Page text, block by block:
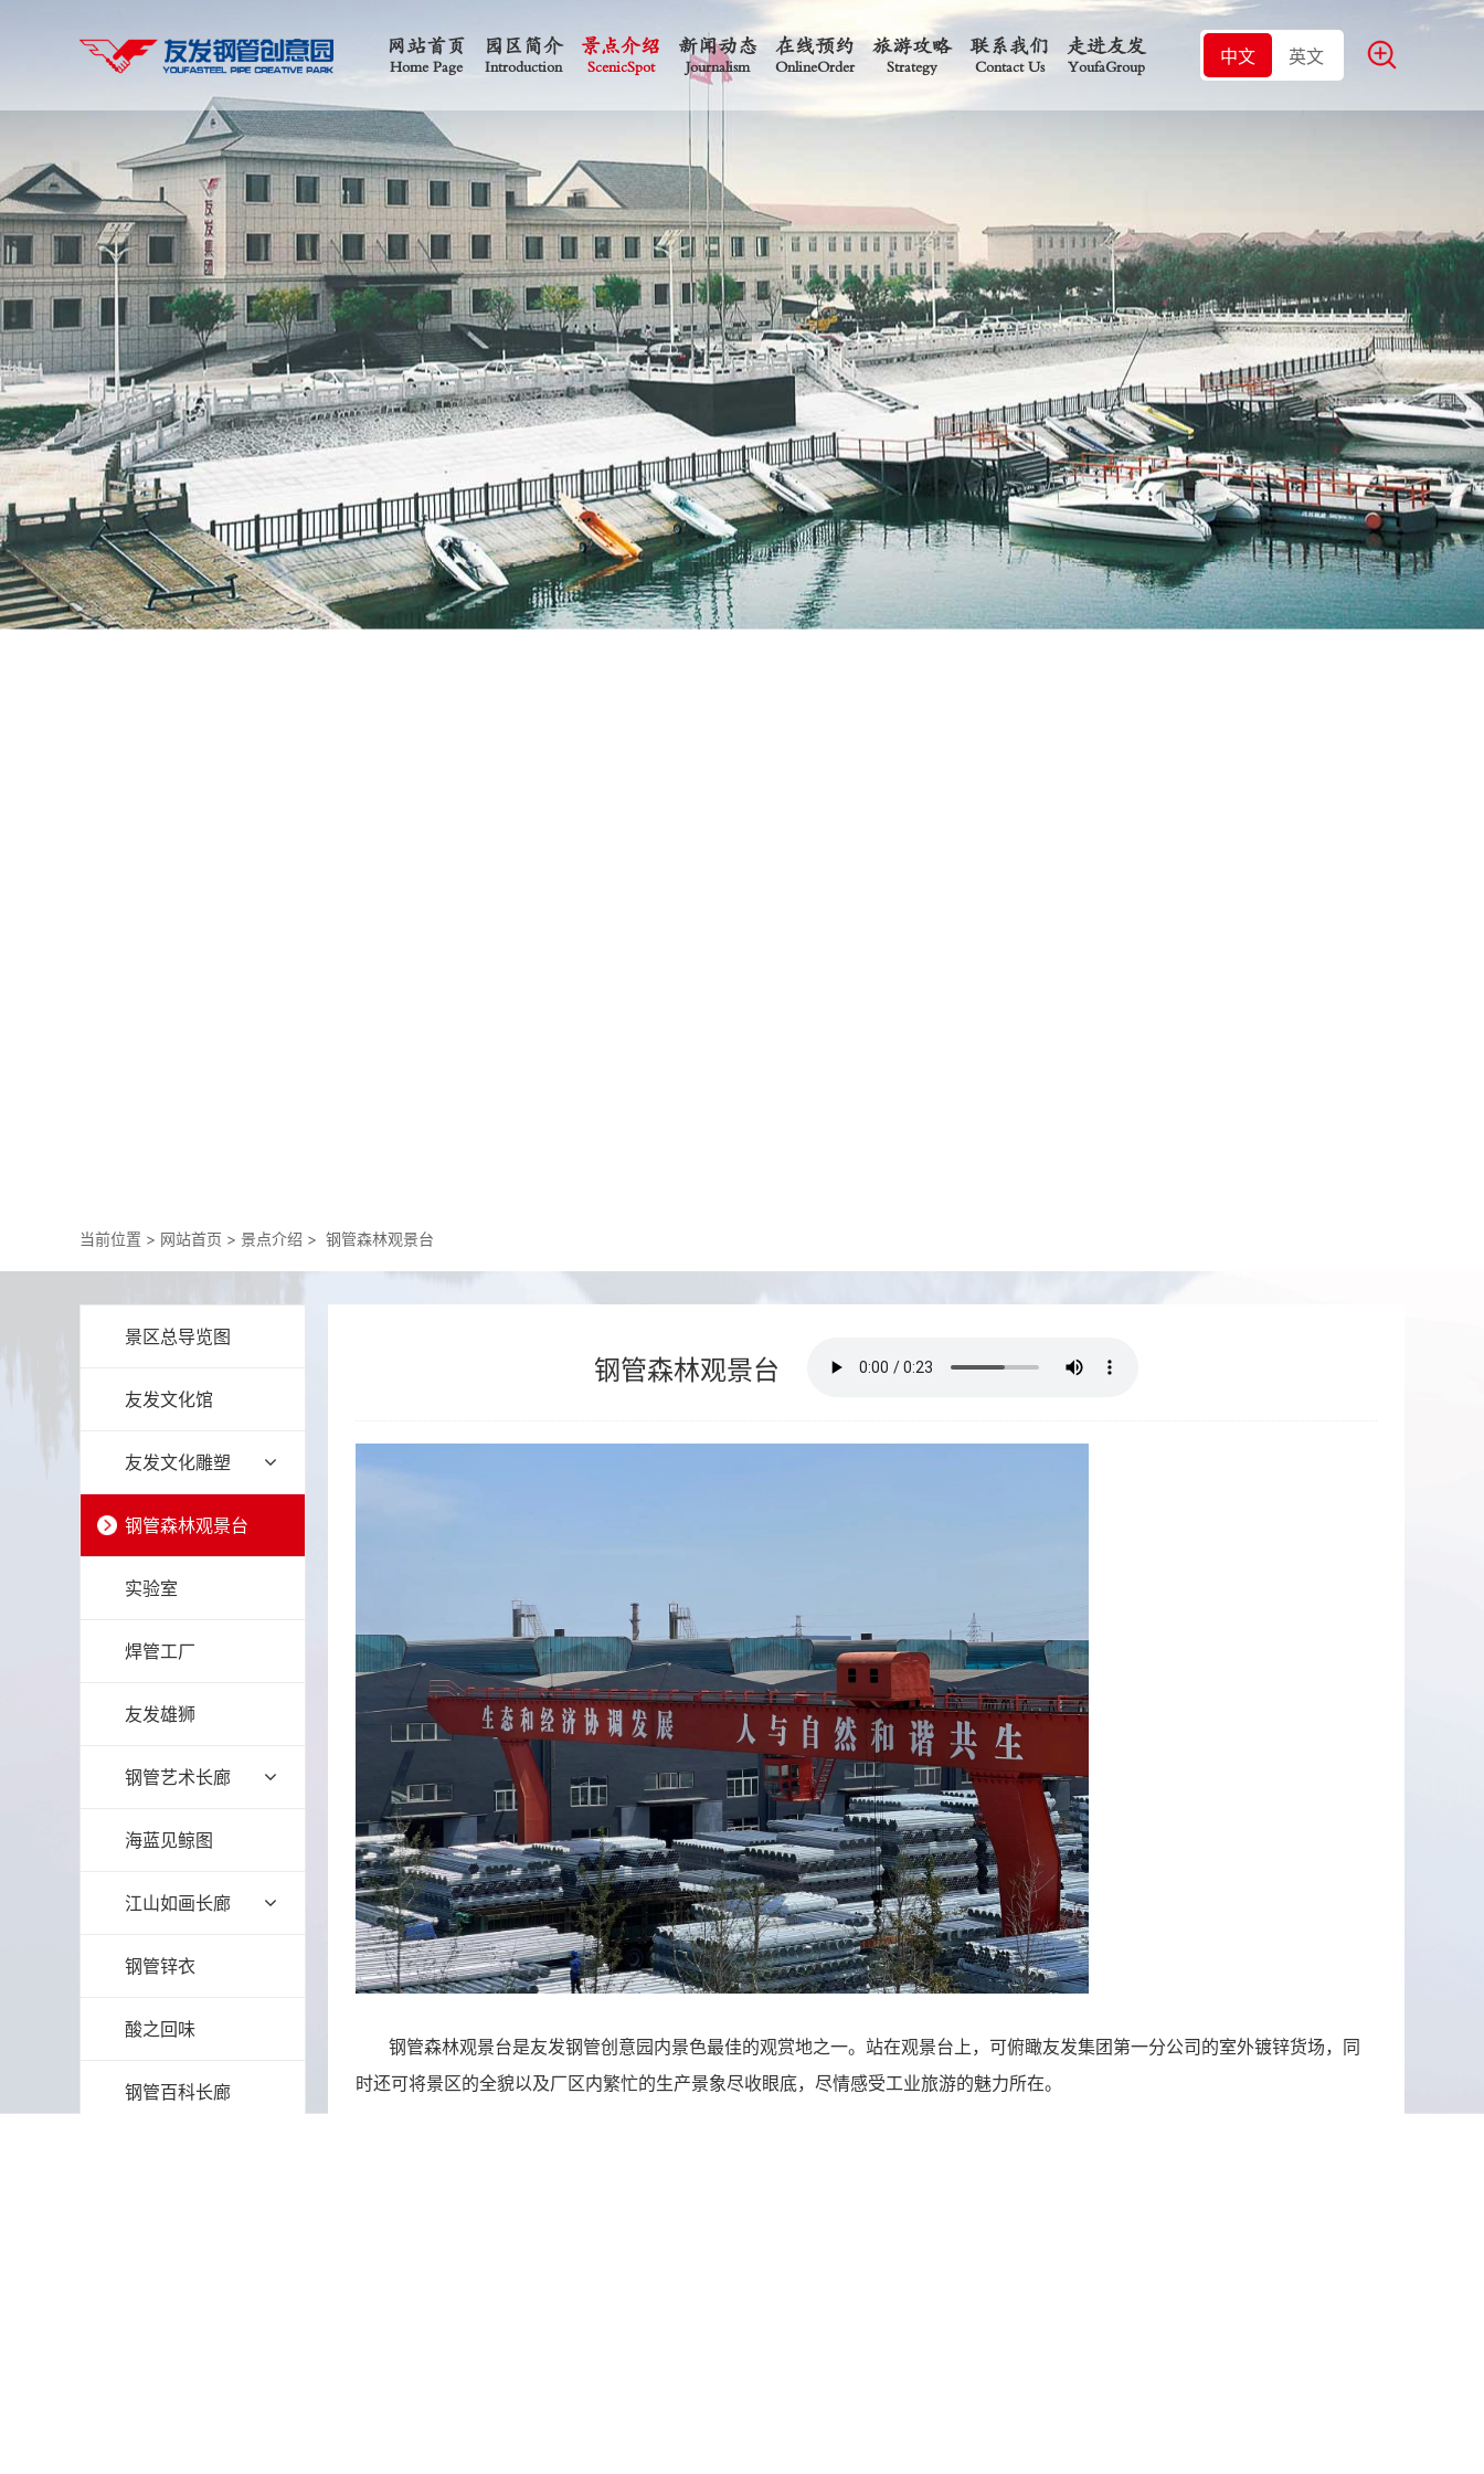
网站首页
Home Page
园区简介
Introduction
景点介绍
ScenicSpot
新闻动态
Journalism
在线预约
OnlineOrder
旅游攻略
Strategy
联系我们
Contact Us
走进友发
YoufaGroup 中文 英文
当前位置 > 网站首页 > 景点介绍 > 钢管森林观景台
景区总导览图
友发文化馆
友发文化雕塑
钢管森林观景台
实验室
焊管工厂
友发雄狮
钢管艺术长廊
海蓝见鲸图
江山如画长廊
钢管锌衣
酸之回味
钢管百科长廊
钢管森林观景台
钢管森林观景台是友发钢管创意园内景色最佳的观赏地之一。站在观景台上，可俯瞰友发集团第一分公司的室外镀锌货场，同
时还可将景区的全貌以及厂区内繁忙的生产景象尽收眼底，尽情感受工业旅游的魅力所在。